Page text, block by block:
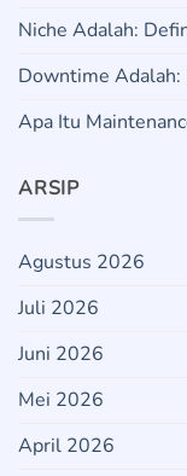
Niche Adalah:
Downtime Adalah:
Apa Itu
ARSIP
Agustus 2026
Juli 2026
Juni 2026
Mei 2026
April 2026